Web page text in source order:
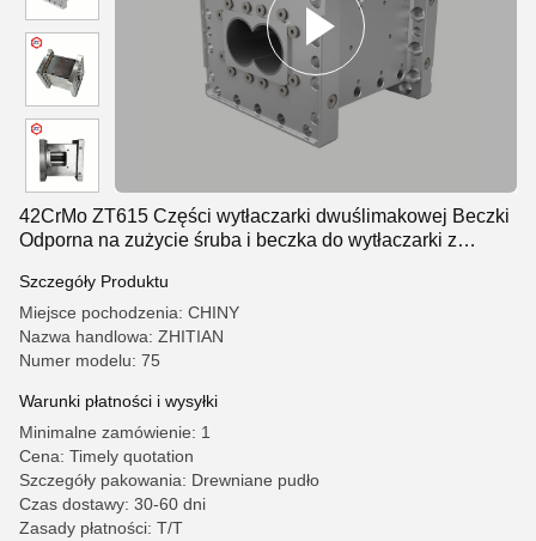
42CrMo ZT615 Części wytłaczarki dwuślimakowej Beczki
Odporna na zużycie śruba i beczka do wytłaczarki z
Szczegóły Produktu
Miejsce pochodzenia: CHINY
Nazwa handlowa: ZHITIAN
Numer modelu: 75
Warunki płatności i wysyłki
Minimalne zamówienie: 1
Cena: Timely quotation
Szczegóły pakowania: Drewniane pudło
Czas dostawy: 30-60 dni
Zasady płatności: T/T